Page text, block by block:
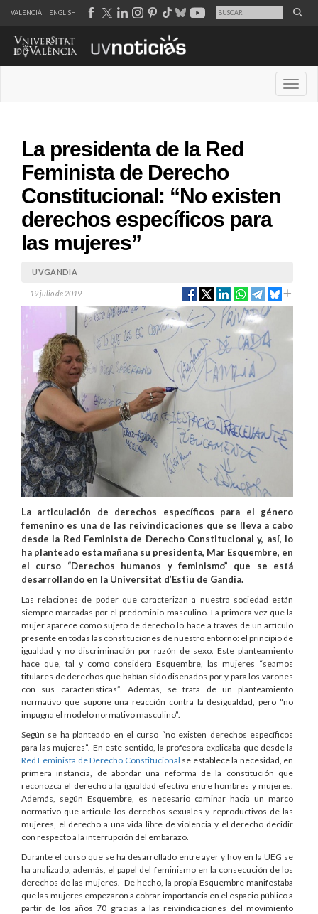
VALENCIÀ ENGLISH
La presidenta de la Red
Feminista de Derecho
Constitucional: “No existen
derechos específicos para
las mujeres”
UVGANDIA
19 julio de 2019
La articulación de derechos específicos para el género
femenino es una de las reivindicaciones que se lleva a cabo
desde la Red Feminista de Derecho Constitucional y, así, lo
ha planteado esta mañana su presidenta, Mar Esquembre, en
el curso “Derechos humanos y feminismo” que se está
desarrollando en la Universitat d’Estiu de Gandia.
Las relaciones de poder que caracterizan a nuestra sociedad están
siempre marcadas por el predominio masculino. La primera vez que la
mujer aparece como sujeto de derecho lo hace a través de un artículo
presente en todas las constituciones de nuestro entorno: el principio de
igualdad y no discriminación por razón de sexo. Este planteamiento
hace que, tal y como considera Esquembre, las mujeres “seamos
titulares de derechos que habían sido diseñados por y para los varones
con sus características”. Además, se trata de un planteamiento
normativo que supone una reacción contra la desigualdad, pero “no
impugna el modelo normativo masculino”.
Según se ha planteado en el curso “no existen derechos específicos
para las mujeres”. En este sentido, la profesora explicaba que desde la
Red Feminista de Derecho Constitucional se establece la necesidad, en
primera instancia, de abordar una reforma de la constitución que
reconozca el derecho a la igualdad efectiva entre hombres y mujeres.
Además, según Esquembre, es necesario caminar hacia un marco
normativo que articule los derechos sexuales y reproductivos de las
mujeres, el derecho a una vida libre de violencia y el derecho decidir
con respecto a la interrupción del embarazo.
Durante el curso que se ha desarrollado entre ayer y hoy en la UEG se
ha analizado, además, el papel del feminismo en la consecución de los
derechos de las mujeres. De hecho, la propia Esquembre manifestaba
que las mujeres empezaron a cobrar importancia en el espacio público a
partir de los años 70 gracias a las reivindicaciones del movimiento